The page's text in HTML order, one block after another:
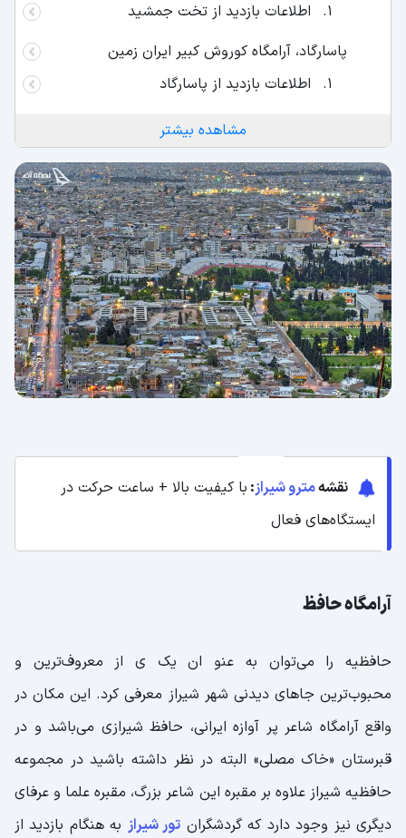
اطلاعات بازدید از تخت جمشید
پاسارگاد، آرامگاه کوروش کبیر ایران زمین
اطلاعات بازدید از پاسارگاد
اطلاعات بازدید از باغ ارم
باغ دلگشا شیراز
اطلاعات بازدید از باغ دلگشا
باغ جهان نما شیراز
اطلاعات بازدید از باغ جهان نما
باغ عفیف آباد شیراز
اطلاعات بازدید از باغ عفیف آباد
شاهچراغ شیراز
اطلاعات بازدید از شاهچراغ شیراز
اطلاعات بازدید از دروازه قرآن
اطلاعات بازدید از حمام وکیل
ارگ کریم خان
اطلاعات بازدید از ارگ کریم خان زند
مشاهده بیشتر
نقشهمترو شیراز: با کیفیت بالا + ساعت حرکت در
ایستگاه‌های فعال
آرامگاه حافظ
حافظیه را می‌توان به عنو ان یک ی از معروف‌ترین و
محبوب‌ترین جاهای دیدنی شهر شیراز معرفی کرد. این مکان در
واقع آرامگاه شاعر پر آوازه ایرانی، حافظ شیرازی می‌باشد و در
قبرستان «خاک مصلی» البته در نظر داشته باشید در مجموعه
حافظیه شیراز علاوه بر مقبره این شاعر بزرگ، مقبره علما و عرفای
دیگری نیز وجود دارد که گردشگران تور شیراز به هنگام بازدید از